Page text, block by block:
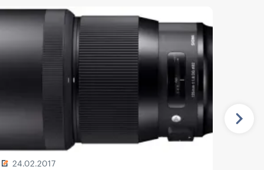
24.02.2017